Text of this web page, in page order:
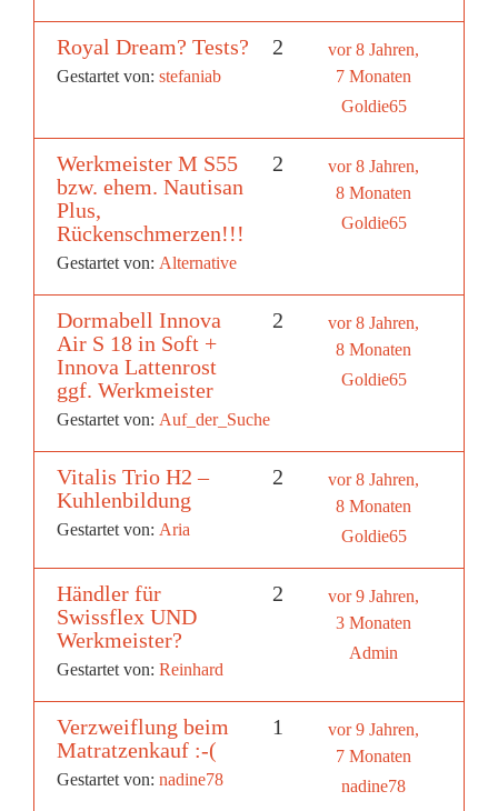
Royal Dream? Tests?
Gestartet von: stefaniab
2
vor 8 Jahren,
7 Monaten
Goldie65
Werkmeister M S55
bzw. ehem. Nautisan
Plus,
Rückenschmerzen!!!
Gestartet von: Alternative
2
vor 8 Jahren,
8 Monaten
Goldie65
Dormabell Innova
Air S 18 in Soft +
Innova Lattenrost
ggf. Werkmeister
Gestartet von: Auf_der_Suche
2
vor 8 Jahren,
8 Monaten
Goldie65
Vitalis Trio H2 –
Kuhlenbildung
Gestartet von: Aria
2
vor 8 Jahren,
8 Monaten
Goldie65
Händler für
Swissflex UND
Werkmeister?
Gestartet von: Reinhard
2
vor 9 Jahren,
3 Monaten
Admin
Verzweiflung beim
Matratzenkauf :-(
Gestartet von: nadine78
1
vor 9 Jahren,
7 Monaten
nadine78